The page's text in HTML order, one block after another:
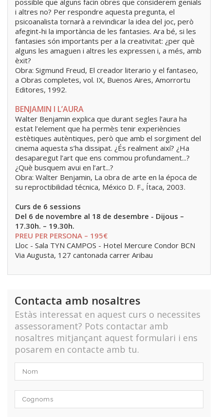
possible que alguns facin obres que considerem genials
i altres no? Per respondre aquesta pregunta, el
psicoanalista tornarà a reivindicar la idea del joc, però
afegint-hi la importància de les fantasies. Ara bé, si les
fantasies són importants per a la creativitat: ¿per què
alguns les amaguen i altres les expressen i, a més, amb
èxit?
Obra: Sigmund Freud, El creador literario y el fantaseo,
a Obras completes, vol. IX, Buenos Aires, Amorrortu
Editores, 1992.
BENJAMIN I L’AURA
Walter Benjamin explica que durant segles l’aura ha
estat l’element que ha permès tenir experiències
estètiques autèntiques, però que amb el sorgiment del
cinema aquesta s’ha dissipat. ¿És realment així? ¿Ha
desaparegut l’art que ens commou profundament...?
¿Què busquem avui en l’art...?
Obra: Walter Benjamin, La obra de arte en la época de
su reproctibilidad técnica, México D. F., Ítaca, 2003.
Curs de 6 sessions
Del 6 de novembre al 18 de desembre - Dijous –
17.30h. – 19.30h.
PREU PER PERSONA – 195€
Lloc - Sala TYN CAMPOS - Hotel Mercure Condor BCN
Via Augusta, 127 cantonada carrer Aribau
Contacta amb nosaltres
Estàs interessat en aquest curs o necessites
assessorament? Pots contactar amb
nosaltres mitjançant aquest formulari i ens
posarem en contacte amb tu.